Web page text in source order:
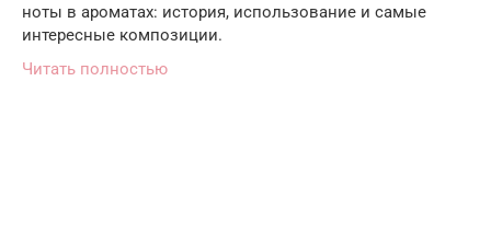
ноты в ароматах: история, использование и самые
интересные композиции.
Читать полностью